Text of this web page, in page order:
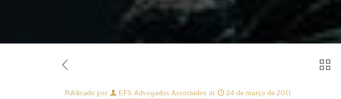
Publicado por EFS Advogados Associados at 24 de março de 2011